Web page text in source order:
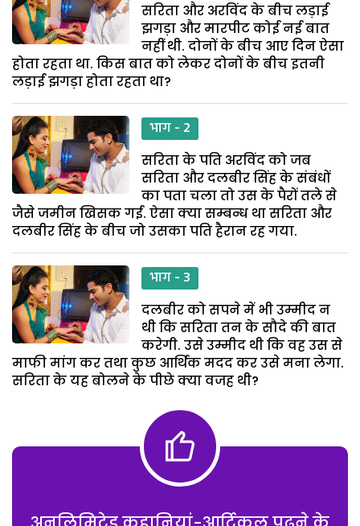
सरिता और अरविंद के बीच लड़ाई
झगड़ा और मारपीट कोई नई बात
नहीं थी. दोनों के बीच आए दिन ऐसा
होता रहता था. किस बात को लेकर दोनों के बीच इतनी
लड़ाई झगड़ा होता रहता था?
भाग - 2
सरिता के पति अरविंद को जब
सरिता और दलबीर सिंह के संबंधों
का पता चला तो उस के पैरों तले से
जैसे जमीन खिसक गई. ऐसा क्या सम्बन्ध था सरिता और
दलबीर सिंह के बीच जो उसका पति हैरान रह गया.
भाग - 3
दलबीर को सपने में भी उम्मीद न
थी कि सरिता तन के सौदे की बात
करेगी. उसे उम्मीद थी कि वह उस से
माफी मांग कर तथा कुछ आर्थिक मदद कर उसे मना लेगा.
सरिता के यह बोलने के पीछे क्या वजह थी?